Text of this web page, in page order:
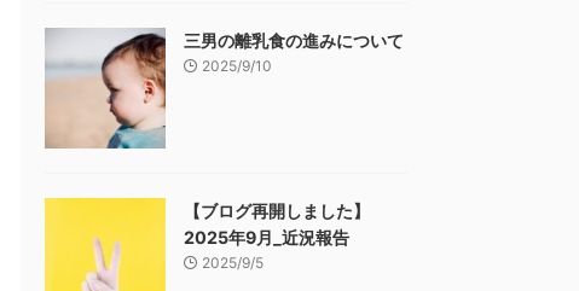
三男の離乳食の進みについて
2025/9/10
【ブログ再開しました】
2025年9月_近況報告
2025/9/5